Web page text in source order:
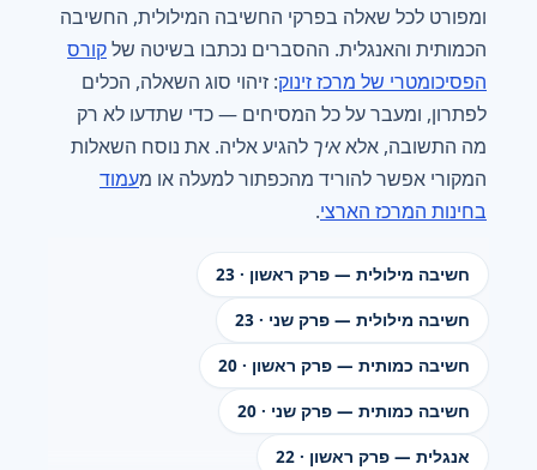
ומפורט לכל שאלה בפרקי החשיבה המילולית, החשיבה
הכמותית והאנגלית. ההסברים נכתבו בשיטה שלקורס
הפסיכומטרי של מרכז זינוק: זיהוי סוג השאלה, הכלים
לפתרון, ומעבר על כל המסיחים — כדי שתדעו לא רק
מה התשובה, אלאאיך להגיע אליה. את נוסח השאלות
המקורי אפשר להוריד מהכפתור למעלה או מעמוד
בחינות המרכז הארצי.
חשיבה מילולית — פרק ראשון · 23
חשיבה מילולית — פרק שני · 23
חשיבה כמותית — פרק ראשון · 20
חשיבה כמותית — פרק שני · 20
אנגלית — פרק ראשון · 22